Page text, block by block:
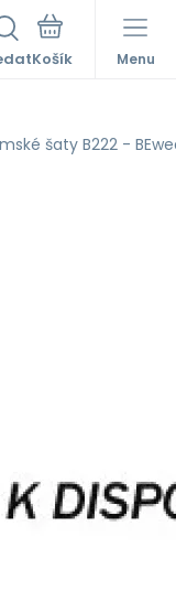
Menu
šaty B222 -